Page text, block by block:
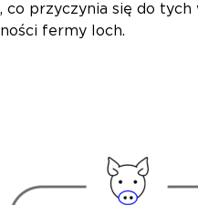
przyczynia się do tych
fermy loch.